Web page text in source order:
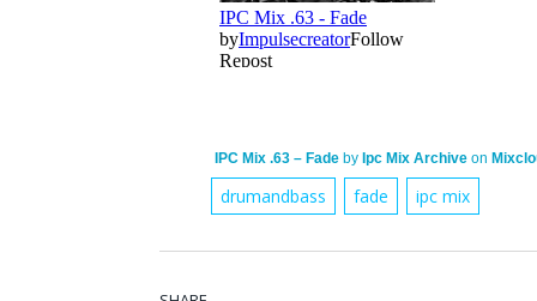
IPC Mix .63 – Fade by Ipc Mix Archive on
drumandbass fade ipc mix